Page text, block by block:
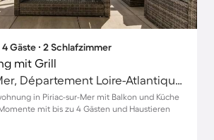
Gäste ∙ 2 Schlafzimmer
mit Grill
Piriac-sur-Mer, Département Loire-Atlantique, Frankreich
in Piriac-sur-Mer mit Balkon und Küche
mit bis zu 4 Gästen und Haustieren